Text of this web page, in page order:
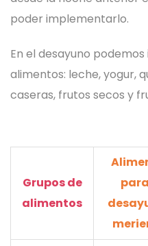
poder implementarlo.
En el desayuno
alimentos: leche, yogur,
caseras, frutos secos y
Grupos de
alimentos